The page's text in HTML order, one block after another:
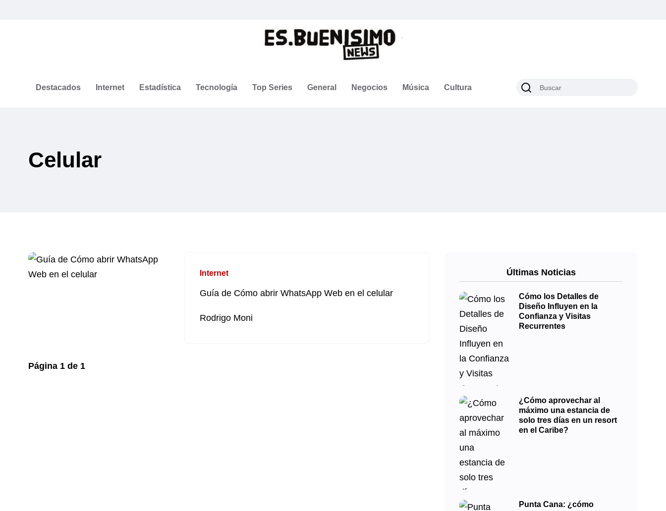
Destacados Internet Estadística Tecnología Top Series General Negocios Música Cultura
Celular
Internet
Guía de Cómo abrir WhatsApp Web en el celular
Rodrigo Moni
Página 1 de 1
Últimas Noticias
Cómo los Detalles de
Diseño Influyen en la
Confianza y Visitas
Recurrentes
¿Cómo aprovechar al
máximo una estancia de
solo tres días en un resort
en el Caribe?
Punta Cana: ¿cómo